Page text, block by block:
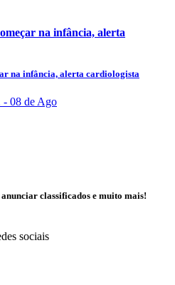
na infância, alerta
na infância, alerta cardiologista
- 08 de Ago
classificados e muito mais!
sociais